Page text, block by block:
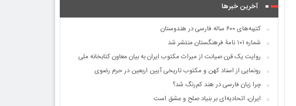
آخرین خبرها
کتیبه‌های ۶۰۰ ساله فارسی در هندوستان
شماره ۱۰۱ نامۀ فرهنگستان منتشر شد
روایت یک قرن صیانت از میراث مکتوب ایران به بیان معاون کتابخانه ملی
رونمایی از اسناد کهن و مکتوب تاریخی آیین اربعین در حرم رضوی
چرا زبان فارسی در هند کم‌رنگ شد؟
ایران، اتحادیه‌ای بر بنیاد صلح و عشق است